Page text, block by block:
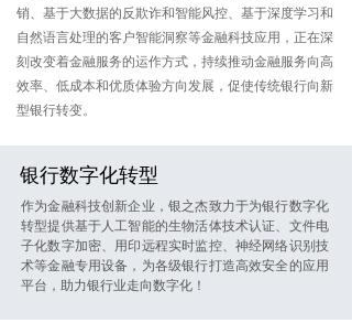
销、基于大数据的反欺诈和智能风控、基于深度学习和
自然语言处理的客户智能洞察等金融科技应用，正在深
刻改变着金融服务的运作方式，持续推动金融服务向高
效率、低成本和优质体验方向发展，促使传统银行向新
型银行转变。
银行数字化转型
作为金融科技创新企业，银之杰致力于为银行数字化
转型提供基于人工智能的生物活体技术认证、文件电
子化数字加密、用印远程实时监控、神经网络识别技
术等金融专用设备，为各级银行打造高效安全的应用
平台，助力银行业走向数字化！